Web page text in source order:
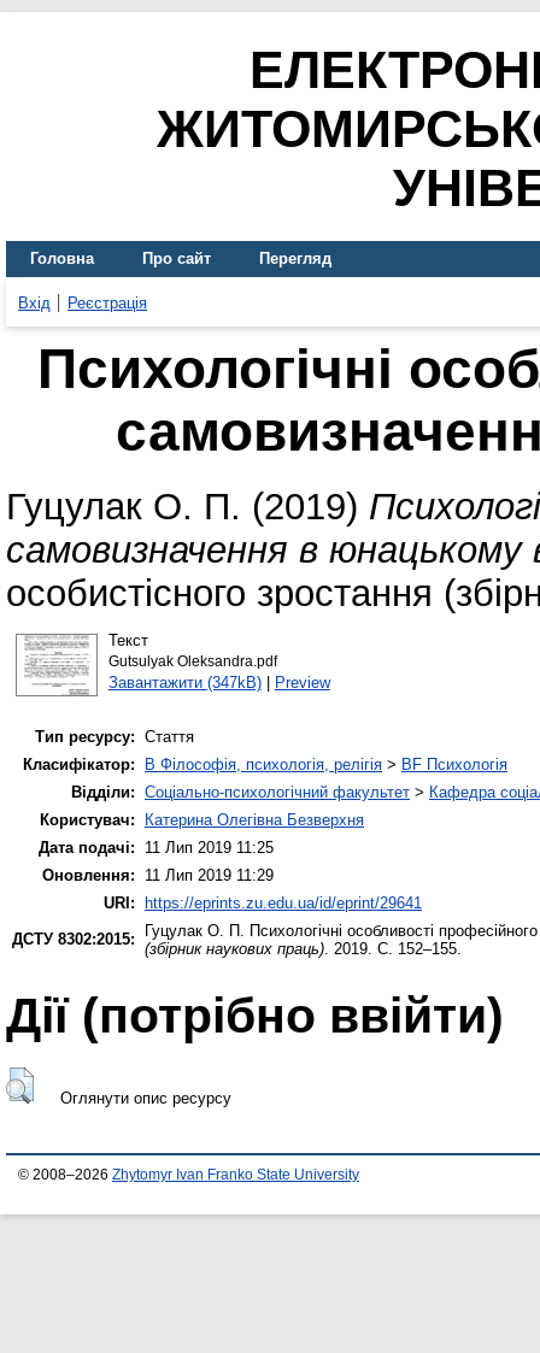
Головна Про сайт Перегляд
Вхід Реєстрація
Психологічні
Гуцулак О. П. (2019)
самовизначення в юнацькому
особистісного зростання
Текст
Gutsulyak Oleksandra.pdf
Завантажити (347kB)| Preview
Тип ресурсу: Стаття
Класифікатор:
B Філософія, психологія, релігія > BF Психологія
Відділи: Соціально-психологічний факультет > Кафедра
Користувач:
Катерина Олегівна Безверхня
Дата подачі:
11 Лип 2019 11:25
Оновлення:
11 Лип 2019 11:29
URI:
https://eprints.zu.edu.ua/id/eprint/29641
ДСТУ 8302:2015:
Гуцулак О. П. Психологічні особливості
(збірник наукових праць). 2019. С. 152–155.
Дії ​​(потрібно ввійти)
Оглянути опис ресурсу
© 2008–2026 Zhytomyr Ivan Franko State University